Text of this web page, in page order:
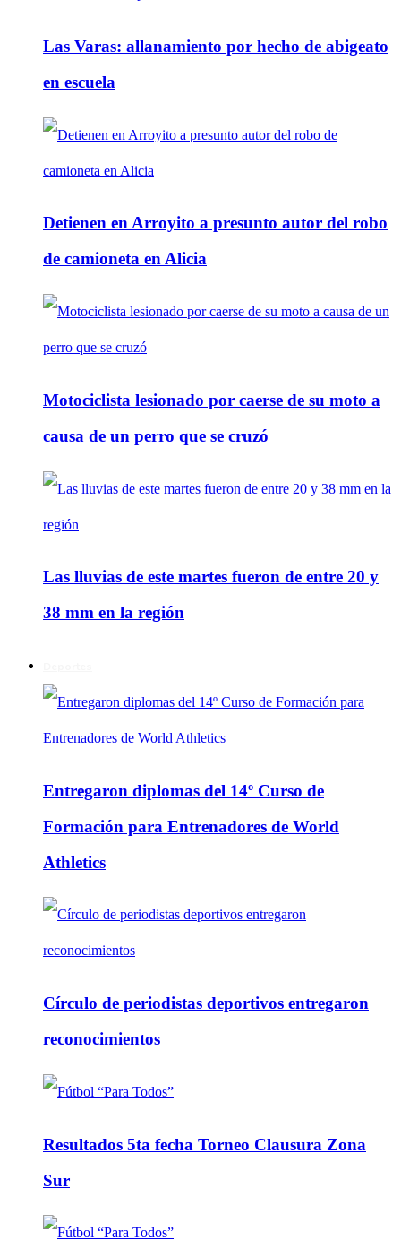
Las Varas: allanamiento por hecho de abigeato
en escuela
Detienen en Arroyito a presunto autor del robo
de camioneta en Alicia
Motociclista lesionado por caerse de su moto a
causa de un perro que se cruzó
Las lluvias de este martes fueron de entre 20 y
38 mm en la región
Entregaron diplomas del 14º Curso de
Formación para Entrenadores de World
Athletics
Círculo de periodistas deportivos entregaron
reconocimientos
Resultados 5ta fecha Torneo Clausura Zona
Sur